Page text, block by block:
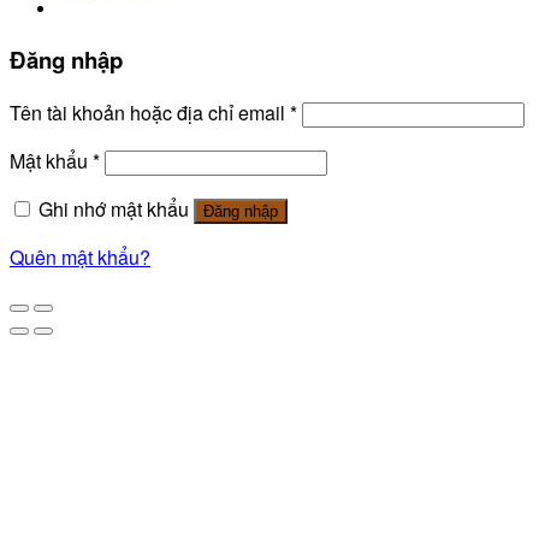
Đăng nhập
Tên tài khoản hoặc địa chỉ email *
Mật khẩu *
Ghi nhớ mật khẩu
Đăng nhập
Quên mật khẩu?